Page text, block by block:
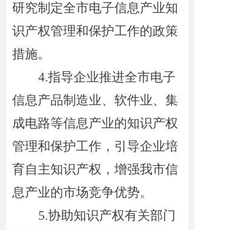
研究制定全市电子信息产业知
识产权管理和保护工作的政策
措施。
4.指导企业推进全市电子
信息产品制造业、软件业、集
成电路等信息产业的知识产权
管理和保护工作，引导企业培
育自主知识产权，增强我市信
息产业的市场竞争优势。
5.协助知识产权有关部门